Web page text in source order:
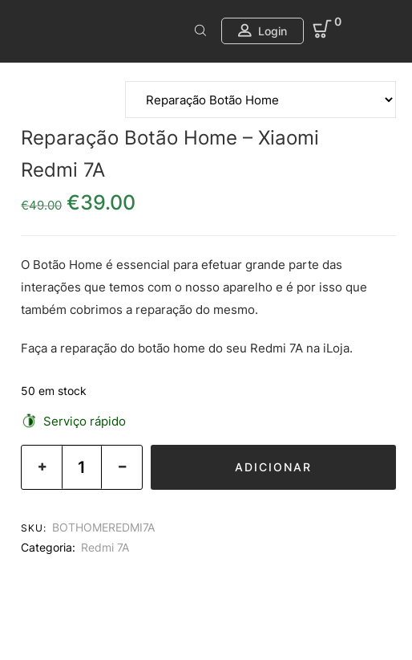
Login
0
Reparação Botão Home – Xiaomi
Redmi 7A
€49.00 O preço original era: €49.00.
€39.00
O Botão Home é essencial para efetuar grande parte das
interações que temos com o nosso aparelho e é por isso que
também cobrimos a reparação do mesmo.
Faça a reparação do botão home do seu Redmi 7A na iLoja.
50 em stock
Serviço rápido
ADICIONAR
SKU: BOTHOMEREDMI7A
Categoria: Redmi 7A